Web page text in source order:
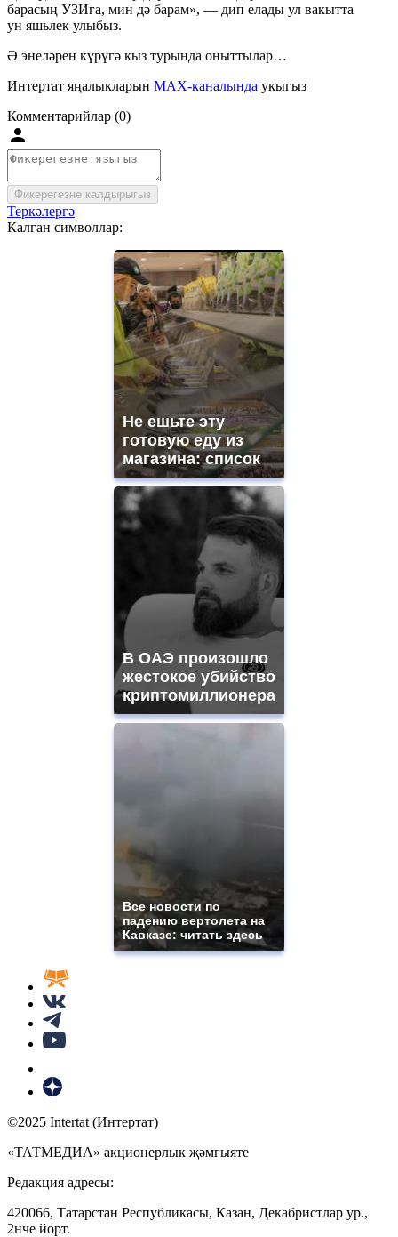
барасың УЗИга, мин дә барам», — дип елады ул вакытта
ун яшьлек улыбыз.
Ә энеләрен күрүгә кыз турында оныттылар…
Интертат яңалыкларын MAX-каналында укыгыз
Комментарийлар (0)
Фикерегезне калдырыгыз
Теркәлергә
Калган символлар:
Не ешьте эту
готовую еду из
магазина: список
В ОАЭ произошло
жестокое убийство
криптомиллионера
Все новости по
падению вертолета на
Кавказе: читать здесь
©2025 Intertat (Интертат)
«ТАТМЕДИА» акционерлык җәмгыяте
Редакция адресы:
420066, Татарстан Республикасы, Казан, Декабристлар ур.,
2нче йорт.